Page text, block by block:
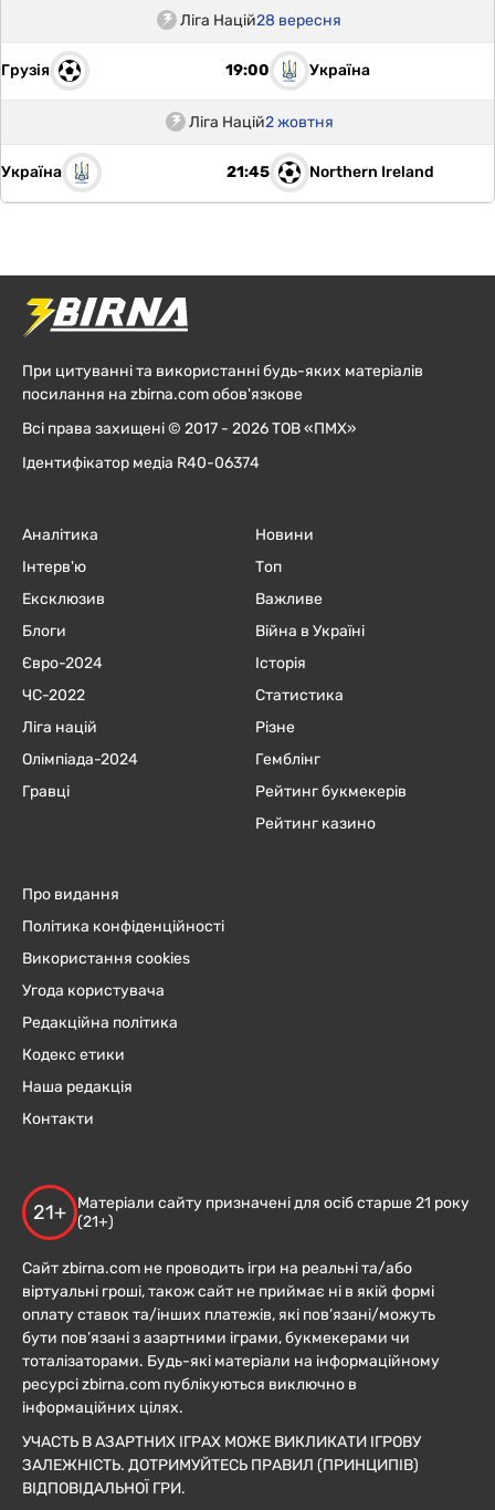
Ліга Націй28 вересня
Грузія 19:00 Україна
Ліга Націй2 жовтня
Україна 21:45 Northern Ireland
При цитуванні та використанні будь-яких матеріалів
посилання на zbirna.com обов'язкове
Всі права захищені © 2017 - 2026 ТОВ «ПМХ»
Ідентифікатор медіа R40-06374
Аналітика
Інтерв'ю
Ексклюзив
Блоги
Євро-2024
ЧC-2022
Ліга націй
Олімпіада-2024
Гравці
Новини
Топ
Важливе
Війна в Україні
Історія
Статистика
Різне
Гемблінг
Рейтинг букмекерів
Рейтинг казино
Про видання
Політика конфіденційності
Використання cookies
Угода користувача
Редакційна політика
Кодекс етики
Наша редакція
Контакти
21+
Матеріали сайту призначені для осіб старше 21 року
(21+)
Сайт zbirna.com не проводить ігри на реальні та/або
віртуальні гроші, також сайт не приймає ні в якій формі
оплату ставок та/інших платежів, які пов’язані/можуть
бути пов’язані з азартними іграми, букмекерами чи
тоталізаторами. Будь-які матеріали на інформаційному
ресурсі zbirna.com публікуються виключно в
інформаційних цілях.
УЧАСТЬ В АЗАРТНИХ ІГРАХ МОЖЕ ВИКЛИКАТИ ІГРОВУ
ЗАЛЕЖНІСТЬ. ДОТРИМУЙТЕСЬ ПРАВИЛ (ПРИНЦИПІВ)
ВІДПОВІДАЛЬНОЇ ГРИ.